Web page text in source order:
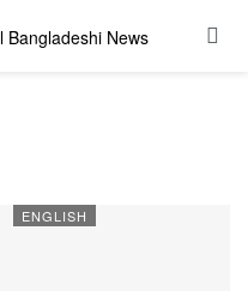
ENGLISH